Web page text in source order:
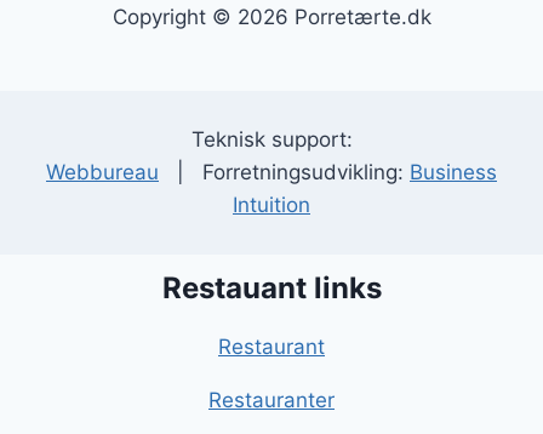
Copyright © 2026 Porretærte.dk
Teknisk support:
Webbureau | Forretningsudvikling: Business
Intuition
Restauant links
Restaurant
Restauranter